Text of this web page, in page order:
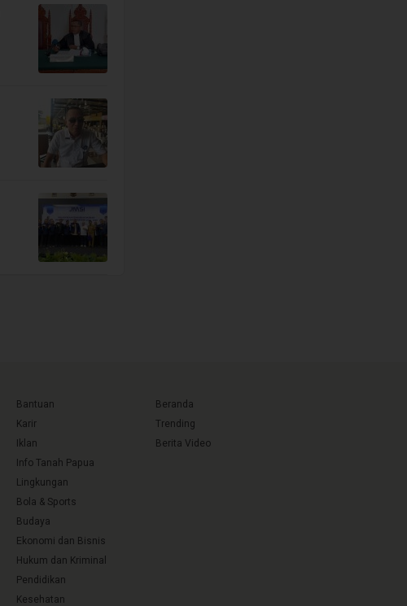
Bantuan
Karir
Iklan
Info Tanah Papua
Lingkungan
Bola & Sports
Budaya
Ekonomi dan Bisnis
Hukum dan Kriminal
Pendidikan
Kesehatan
Beranda
Trending
Berita Video